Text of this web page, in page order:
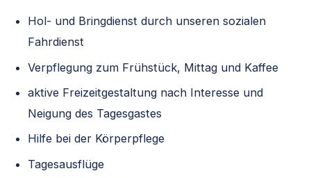
Hol- und Bringdienst durch unseren sozialen
Fahrdienst
Verpflegung zum Frühstück, Mittag und Kaffee
aktive Freizeitgestaltung nach Interesse und
Neigung des Tagesgastes
Hilfe bei der Körperpflege
Tagesausflüge